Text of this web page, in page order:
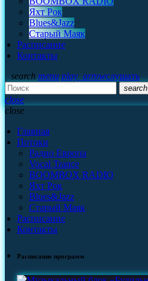
Яхт Рок
Blues&Jazz
Старый Маяк
Расписание
Контакты
search menu play_arrowслушать
search
close
close
Главная
Потоки
Радио Европа
Vocal Trance
BOOMBOX RADIO
Яхт Рок
Blues&Jazz
Старый Маяк
Расписание
Контакты
Расписание программ